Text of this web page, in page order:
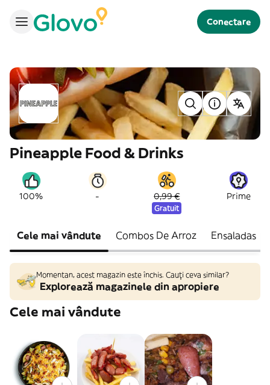
Conectare
Pineapple Food & Drinks
100% - 0,99 €
Gratuit
Prime
Cele mai vândute Combos De Arroz Ensaladas
Momentan, acest magazin este închis. Cauți ceva similar?
Explorează magazinele din apropiere
Cele mai vândute